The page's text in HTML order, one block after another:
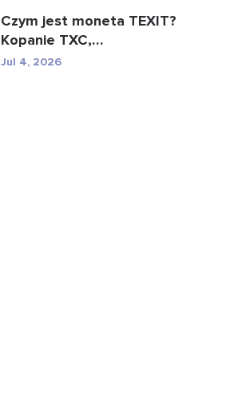
Czym jest moneta TEXIT?
Kopanie TXC,
specyfikacje i ryzyko
Jul 4, 2026